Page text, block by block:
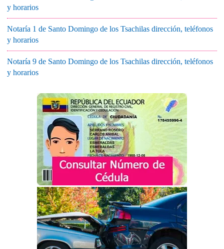
y horarios
Notaría 1 de Santo Domingo de los Tsachilas dirección, teléfonos
y horarios
Notaría 9 de Santo Domingo de los Tsachilas dirección, teléfonos
y horarios